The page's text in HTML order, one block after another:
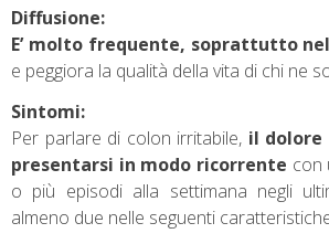
Diffusione:
E’ molto frequente, soprattutto
e peggiora la qualità della vita di chi ne
Sintomi:
Per parlare di colon irritabile, il dolore
presentarsi in modo ricorrente con
o più episodi alla settimana negli
almeno due nelle seguenti